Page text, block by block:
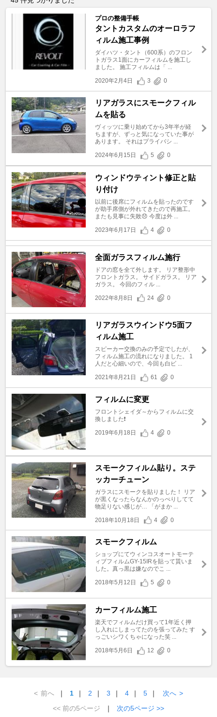
プロの整備手帳
タントカスタムのオーロラフ
ィルム施工事例
ダイハツ・タント（600系）のフロン
トガラス1面にカーフィルムを施工し
ました。 施工フィルムは「 ...
2020年2月4日
3 0
リアガラスにスモークフィル
ムを貼る
ヴィッツに乗り始めてから3年半が経
ちますが、ずっと気になっていた事が
あります。 それはプライバシ ...
2024年6月15日
5 0
ウィンドウティント修正と貼
り付け
以前に後席にフィルムを貼ったのです
が助手席側が外れてきたので再施工。
またも見事に失敗😞 今度は外 ...
2023年6月17日
4 0
全面ガラスフィルム施行
ドアの窓を全て外します。 リア整形中
フロントガラス。 サイドガラス。 リア
ガラス。 今回のフィル ...
2022年8月8日
24 0
リアガラスウインドウ5面フ
ィルム施工
スピーカー交換のみの予定でしたが、
フィルム施工の流れになりました。 1
人だと心細いので、今回も白ビ ...
2021年8月21日
61 0
フィルムに変更
フロントシェイダ～からフィルムに交
換しました❗
2019年6月18日
4 0
スモークフィルム貼り。ステ
ッカーチューン
ガラスにスモークを貼りました！ リア
が黒くなったらなんかのっぺりしてて
物足りない感じが… 「がまか ...
2018年10月18日
4 0
スモークフィルム
ショップにてウィンコスオートモーテ
ィブフィルムGY-15IRを貼って貰いま
した。真っ黒は嫌なのでこ ...
2018年5月12日
5 0
カーフィルム施工
楽天でフィルムだけ買って1年近く押
し入れにしまってたのを張ってみた す
っごいシワくちゃになった笑 ...
2018年5月6日
12 0
< 前へ ｜ 1 ｜ 2 ｜ 3 ｜ 4 ｜ 5 ｜ 次へ >
<< 前の5ページ
｜ 次の5ページ >>